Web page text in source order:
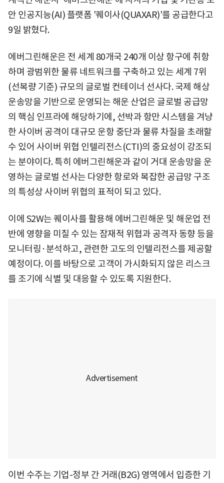
안 인공지능(AI) 플랫폼 '퀘이사(QUAXAR)'를 공급한다고
9일 밝혔다.
에버그린해운은 전 세계 80개국 240개 이상 항구에 취항
하며 광범위한 물류 네트워크를 구축하고 있는 세계 7위
(선복량 기준) 규모의 글로벌 컨테이너 선사다. 국제 해상
운송망을 기반으로 운영되는 해운 산업은 글로벌 공급망
의 핵심 인프라에 해당하기에, 선박과 항만 시스템을 겨냥
한 사이버 공격이 대규모 운항 중단과 물류 차질을 초래할
수 있어 사이버 위협 인텔리전스(CTI)의 중요성이 강조되
는 분야이다. 특히 에버그린해운과 같이 거대 운송망을 운
영하는 글로벌 선사는 다양한 항로와 복잡한 공급망 구조
의 특성상 사이버 위협의 표적이 되고 있다.
이에 S2W는 퀘이사를 활용해 에버그린해운 및 해운업 전
반에 영향을 미칠 수 있는 잠재적 위협과 공격자 동향 등을
모니터링·분석하고, 관련한 고도의 인텔리전스를 제공할
예정이다. 이를 바탕으로 고객이 가시화되지 않은 리스크
를 조기에 식별 및 대응할 수 있도록 지원한다.
이번 수주는 기업-정부 간 거래(B2G) 영역에서 입증한 기